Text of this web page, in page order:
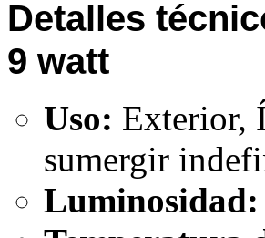
Detalles
9 watt
Uso: Exterior,
sumergir
Luminosidad: